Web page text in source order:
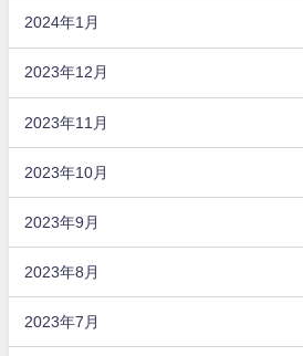
2024年1月
2023年12月
2023年11月
2023年10月
2023年9月
2023年8月
2023年7月